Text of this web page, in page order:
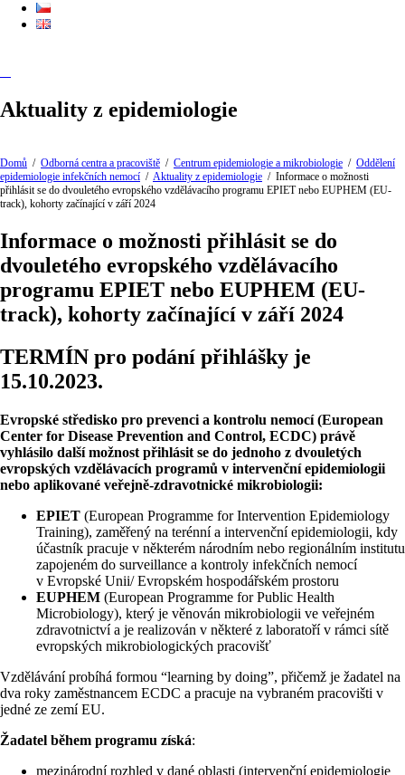
Aktuality z epidemiologie
Domů / Odborná centra a pracoviště / Centrum epidemiologie a mikrobiologie / Oddělení
epidemiologie infekčních nemocí / Aktuality z epidemiologie / Informace o možnosti
přihlásit se do dvouletého evropského vzdělávacího programu EPIET nebo EUPHEM (EU-
track), kohorty začínající v září 2024
Informace o možnosti přihlásit se do
dvouletého evropského vzdělávacího
programu EPIET nebo EUPHEM (EU-
track), kohorty začínající v září 2024
TERMÍN pro podání přihlášky je
15.10.2023.
Evropské středisko pro prevenci a kontrolu nemocí (European
Center for Disease Prevention and Control, ECDC) právě
vyhlásilo další možnost přihlásit se do jednoho z dvouletých
evropských vzdělávacích programů v intervenční epidemiologii
nebo aplikované veřejně-zdravotnické mikrobiologii:
EPIET (European Programme for Intervention Epidemiology
Training), zaměřený na terénní a intervenční epidemiologii, kdy
účastník pracuje v některém národním nebo regionálním institutu
zapojeném do surveillance a kontroly infekčních nemocí
v Evropské Unii/ Evropském hospodářském prostoru
EUPHEM (European Programme for Public Health
Microbiology), který je věnován mikrobiologii ve veřejném
zdravotnictví a je realizován v některé z laboratoří v rámci sítě
evropských mikrobiologických pracovišť
Vzdělávání probíhá formou “learning by doing”, přičemž je žadatel na
dva roky zaměstnancem ECDC a pracuje na vybraném pracovišti v
jedné ze zemí EU.
Žadatel během programu získá:
mezinárodní rozhled v dané oblasti (intervenční epidemiologie